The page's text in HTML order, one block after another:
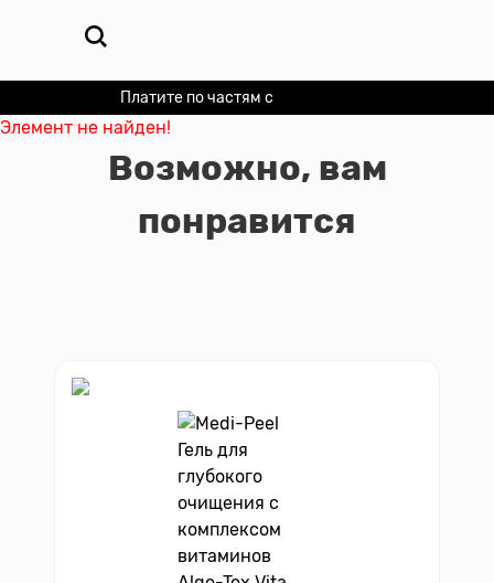
Платите по частям с
Элемент не найден!
Возможно, вам
понравится